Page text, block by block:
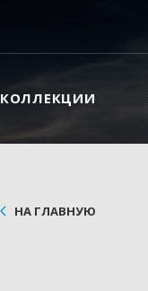
КОЛЛЕКЦИИ
НА ГЛАВНУЮ